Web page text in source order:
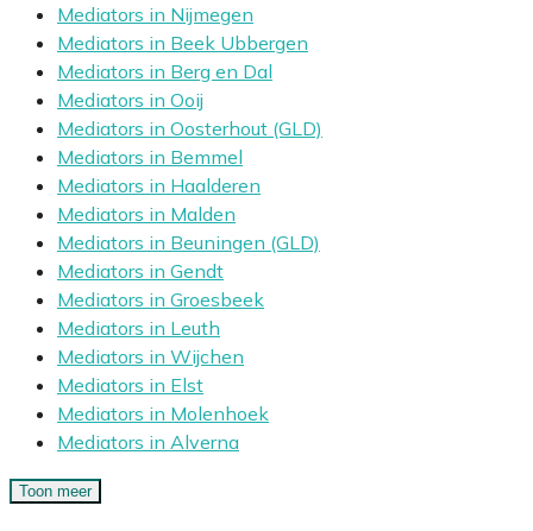
Mediators in Nijmegen
Mediators in Beek Ubbergen
Mediators in Berg en Dal
Mediators in Ooij
Mediators in Oosterhout (GLD)
Mediators in Bemmel
Mediators in Haalderen
Mediators in Malden
Mediators in Beuningen (GLD)
Mediators in Gendt
Mediators in Groesbeek
Mediators in Leuth
Mediators in Wijchen
Mediators in Elst
Mediators in Molenhoek
Mediators in Alverna
Toon meer